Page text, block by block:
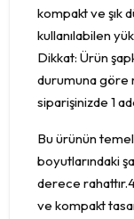
kompakt ve şık
kullanılabilen
Dikkat: Ürün
durumuna göre
siparişinizde 1
Bu ürünün
boyutlarındaki
derece
ve kompakt